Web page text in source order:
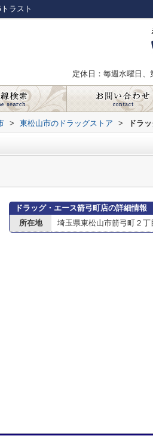
ラスト
定休日：毎週水曜日
> 東松山市のドラッグストア > ドラ
ドラッグ・エース箭弓町店の詳細情報
所在地
埼玉県東松山市箭弓町２丁